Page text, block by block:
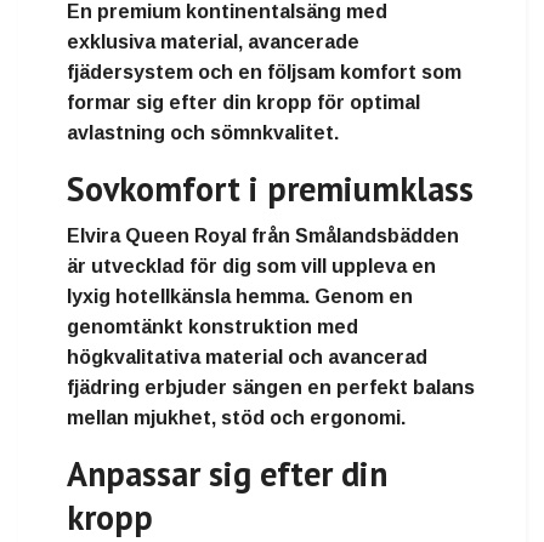
En premium kontinentalsäng med
exklusiva material, avancerade
fjädersystem och en följsam komfort som
formar sig efter din kropp för optimal
avlastning och sömnkvalitet.
Sovkomfort i premiumklass
Elvira Queen Royal från Smålandsbädden
är utvecklad för dig som vill uppleva en
lyxig hotellkänsla hemma. Genom en
genomtänkt konstruktion med
högkvalitativa material och avancerad
fjädring erbjuder sängen en perfekt balans
mellan mjukhet, stöd och ergonomi.
Anpassar sig efter din
kropp